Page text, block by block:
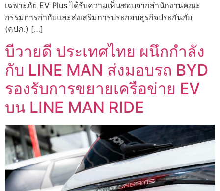
เฉพาะภัย EV Plus ได้รับความเห็นชอบจากสำนักงานคณะ
กรรมการกำกับและส่งเสริมการประกอบธุรกิจประกันภัย
(คปภ.) […]
บีวายดี ประเทศไทย ผนึกกำลัง
กับ LINE MAN ส่งมอบรถ BYD
รองรับการขยายเครือข่าย EV
บน LINE MAN RIDE